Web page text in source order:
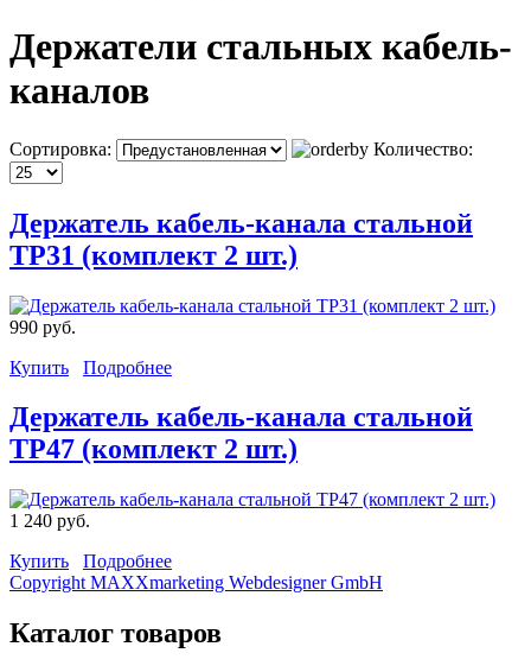
Держатели стальных кабель-
каналов
Сортировка: Количество:
Держатель кабель-канала стальной
TP31 (комплект 2 шт.)
990 руб.
Купить
Подробнее
Держатель кабель-канала стальной
TP47 (комплект 2 шт.)
1 240 руб.
Купить
Подробнее
Copyright MAXXmarketing Webdesigner GmbH
Каталог товаров